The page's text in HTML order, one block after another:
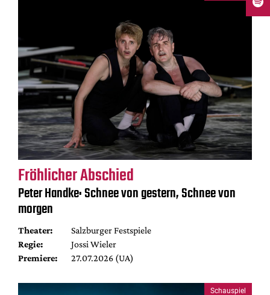
Fröhlicher Abschied
Peter Handke: Schnee von gestern, Schnee von
morgen
Theater:
Salzburger Festspiele
Regie:
Jossi Wieler
Premiere:
27.07.2026 (UA)
Schauspiel